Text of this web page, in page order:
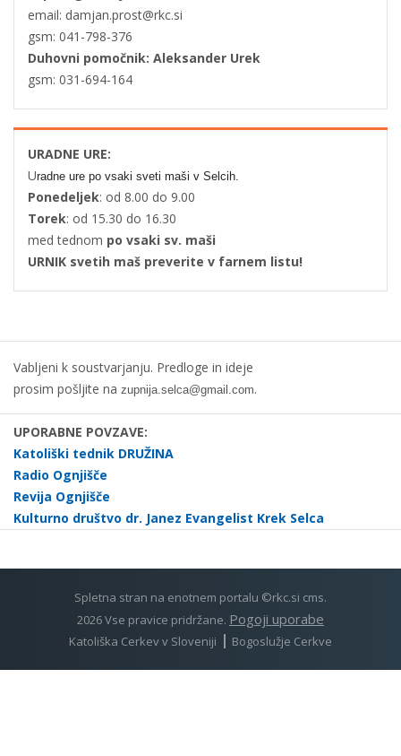
email: damjan.prost@rkc.si
gsm: 041-798-376
Duhovni pomočnik: Aleksander Urek
gsm: 031-694-164
URADNE URE:
Uradne ure po vsaki sveti maši v Selcih.
Ponedeljek: od 8.00 do 9.00
Torek: od 15.30 do 16.30
med tednom po vsaki sv. maši
URNIK svetih maš preverite v farnem listu!
Vabljeni k soustvarjanju. Predloge in ideje
prosim pošljite na zupnija.selca@gmail.com.
UPORABNE POVZAVE:
Katoliški tednik DRUŽINA
Radio Ognjišče
Revija Ognjišče
Kulturno društvo dr. Janez Evangelist Krek Selca
Spletna stran na enotnem portalu ©rkc.si cms.
2026 Vse pravice pridržane. Pogoji uporabe
Katoliška Cerkev v Sloveniji Bogoslužje Cerkve